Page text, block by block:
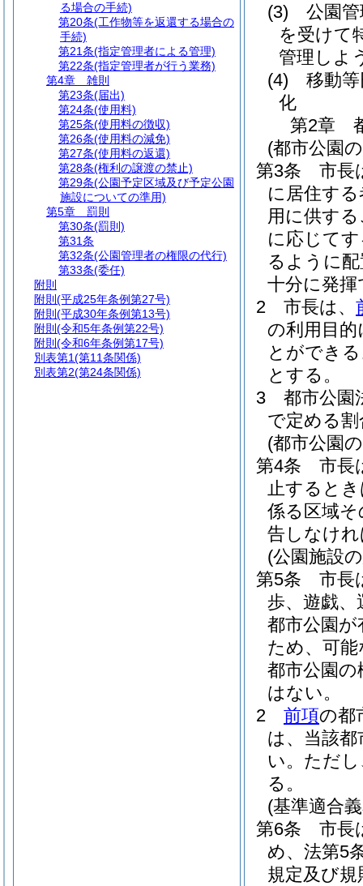
(3)
公園
を受けて
管理しよ
(4)
移動
化
第2章
(都市公園
第3条
市長
に居住す
用に供す
に応じて
るように
十分に発
2
市長は、
の利用目
とができ
とする。
3
都市公園
で定める
(都市公園
第4条
市長
止すると
係る区域
告しなけ
(公園施設
第5条
市長
歩、遊戯、
都市公園
ため、可
都市公園
はない。
2
前項の都
は、当該
い。 ただ
る。
(基準適合
第6条
市長
め、法第5
規定及び
る場合の手続)
第20条(工作物等を返還する場合の
手続)
第21条(指定管理者による管理)
第22条(指定管理者が行う業務)
第4章
雑則
第23条(届出)
第24条(使用料)
第25条(使用料の徴収)
第26条(使用料の減免)
第27条(使用料の返還)
第28条(権利の譲渡の禁止)
第29条(公園予定区域及び予定公園
施設についての準用)
第5章
罰則
第30条(罰則)
第31条
第32条(公園管理者の権限の代行)
第33条(委任)
附則
附則 (平成25年条例第27号)
附則 (平成30年条例第13号)
附則 (令和5年条例第22号)
附則 (令和6年条例第17号)
別表第1(第11条関係)
別表第2(第24条関係)